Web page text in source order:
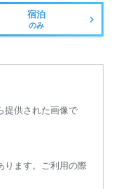
宿泊
のみ
提供された画像で
ります。ご利用の際